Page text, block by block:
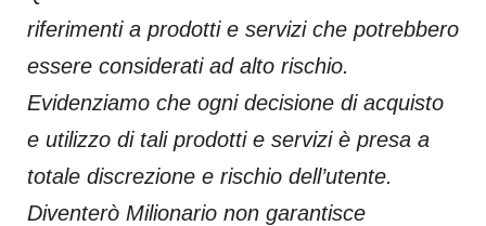
riferimenti a prodotti e servizi che potrebbero
essere considerati ad alto rischio.
Evidenziamo che ogni decisione di acquisto
e utilizzo di tali prodotti e servizi è presa a
totale discrezione e rischio dell’utente.
Diventerò Milionario non garantisce